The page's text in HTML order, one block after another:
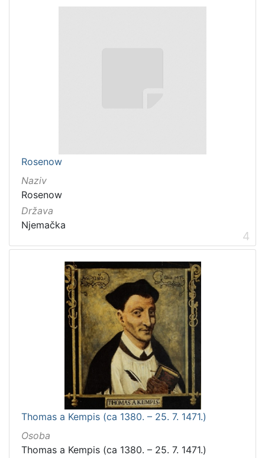
Rosenow
Naziv
Rosenow
Država
Njemačka
4
Thomas a Kempis (ca 1380. – 25. 7. 1471.)
Osoba
Thomas a Kempis (ca 1380. – 25. 7. 1471.)